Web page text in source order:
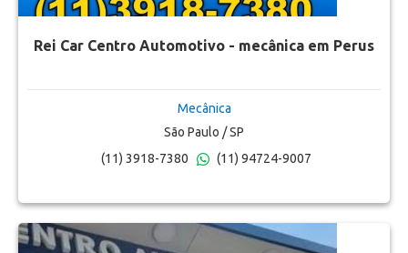
Rei Car Centro Automotivo - mecânica em Perus
Mecânica
São Paulo / SP
(11) 3918-7380
(11) 94724-9007